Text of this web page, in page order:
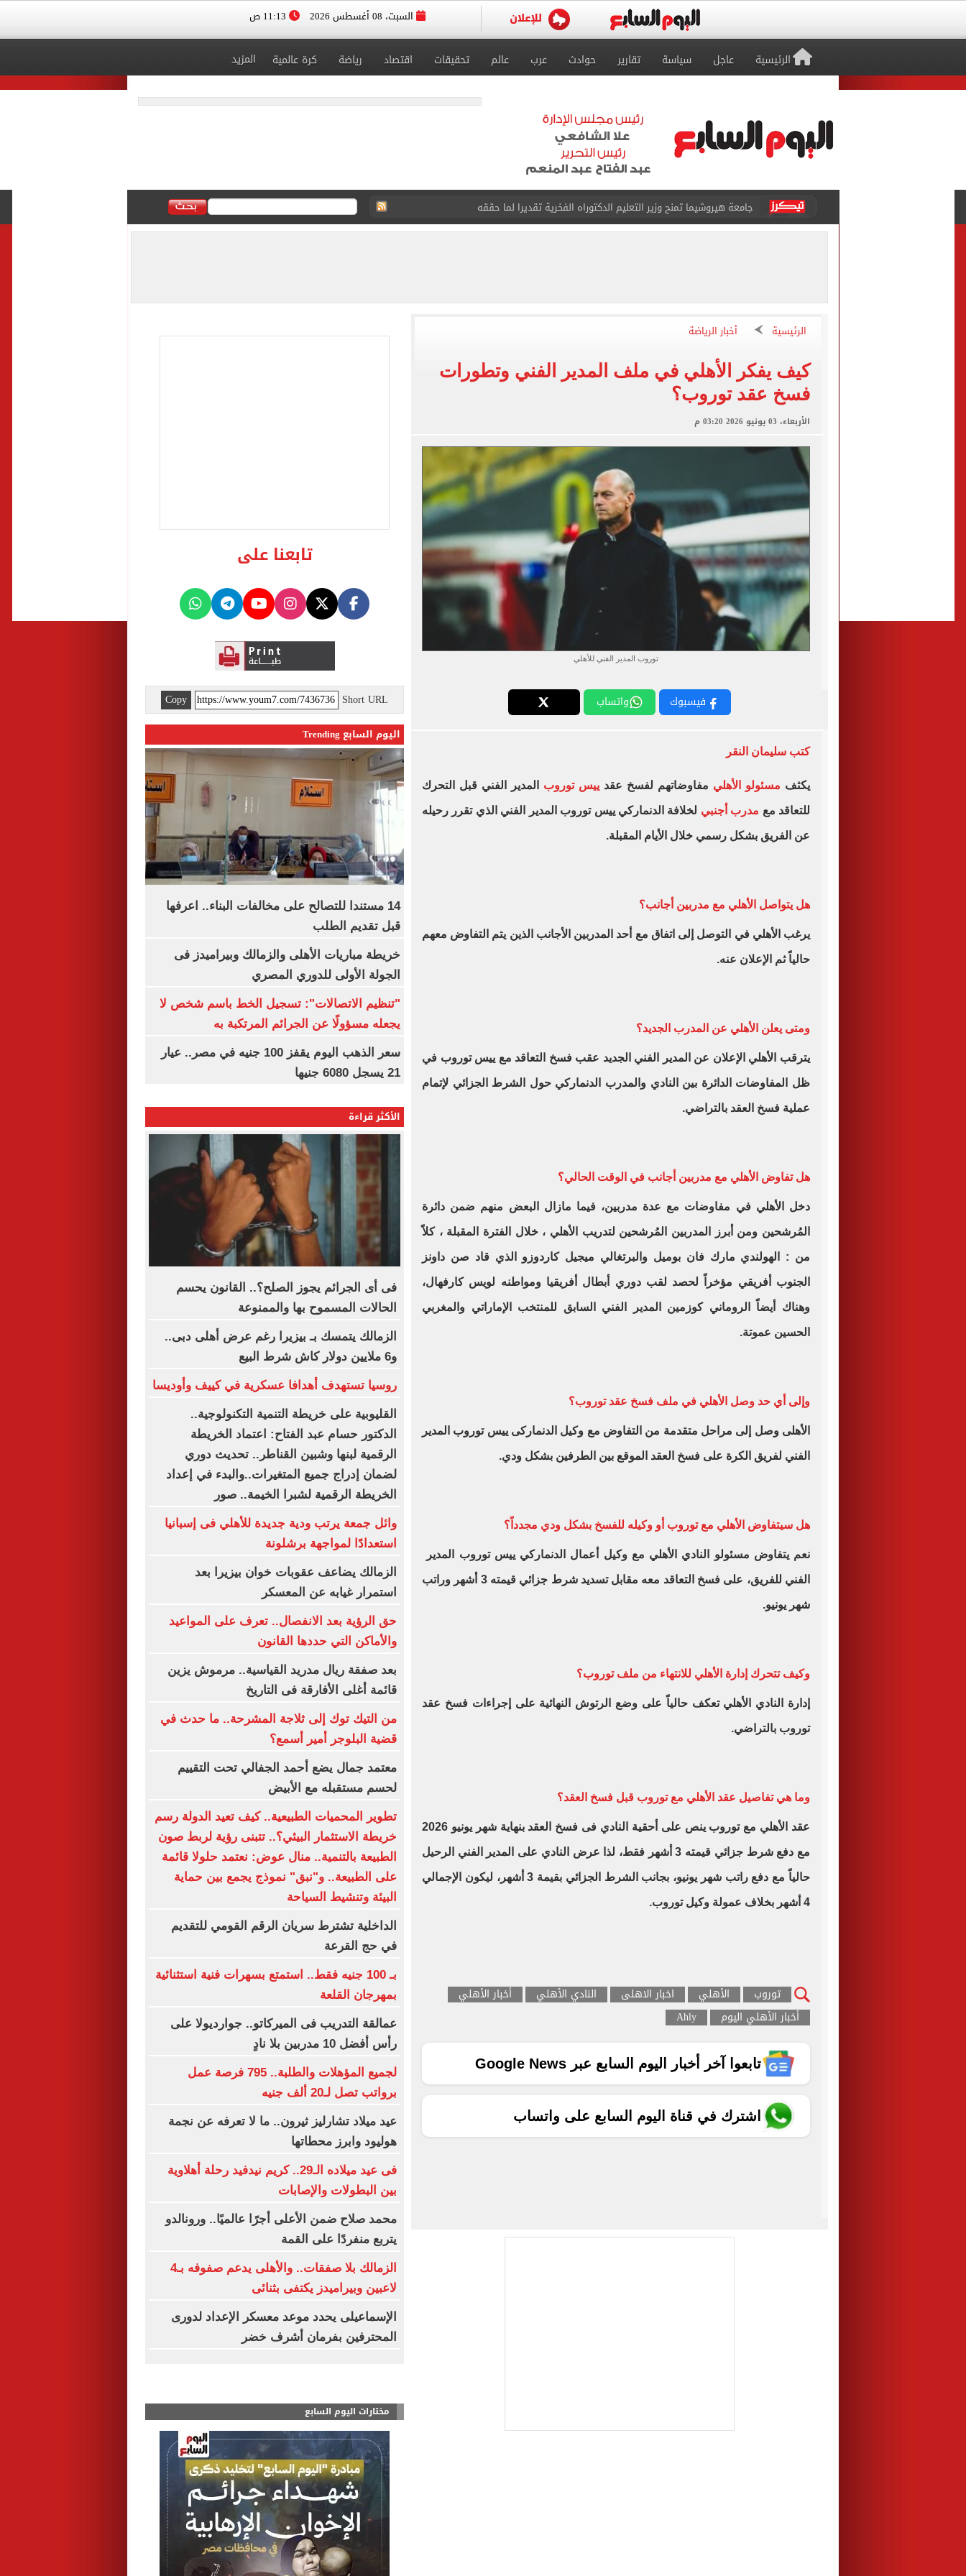
السبت، 08 أغسطس 2026
الرئيسية عاجل سياسة تقارير حوادث عرب عالم تحقيقات اقتصاد رياضة كرة عالمية المزيد
جامعة هيروشيما تمنح وزير التعليم الدكتوراه الفخرية تقديرا لما حققه
دراما إنسانية بـ توك توك.. ولادة مفاجئة لـ سيدة أمام وحدة صحية بالقليوبية
تيك توك علمني.. اعترافات صادمة لـ القاضي المزيف عن سبب انتحال صفة مستشار
مياه الشرب بالجيزة: عودة الخدمة لعدد من المناطق بالهرم ومدينة أوسيم
خارطة التطعيمات المطلوبة لحج القرعة بالموسم الجديد.. اعرف التفاصيل
دليل سداد رسوم حج القرعة.. المنافذ المعتمدة وآلية الدفع وآخر مواعيد التقديم
الرئيسية أخبار الرياضة
كيف يفكر الأهلي في ملف المدير الفني وتطورات
فسخ عقد توروب؟
الأربعاء، 03 يونيو 2026 03:20 م
توروب المدير الفني للأهلي
فيسبوك واتساب
كتب سليمان النقر
يكثف مسئولو الأهلي مفاوضاتهم لفسخ عقد ييس توروب المدير الفني قبل التحرك
للتعاقد مع مدرب أجنبي لخلافة الدنماركي ييس توروب المدير الفني الذي تقرر رحيله
عن الفريق بشكل رسمي خلال الأيام المقبلة.
هل يتواصل الأهلي مع مدربين أجانب؟
يرغب الأهلي في التوصل إلى اتفاق مع أحد المدربين الأجانب الذين يتم التفاوض معهم
حالياً ثم الإعلان عنه.
ومتى يعلن الأهلي عن المدرب الجديد؟
يترقب الأهلي الإعلان عن المدير الفني الجديد عقب فسخ التعاقد مع ييس توروب في
ظل المفاوضات الدائرة بين النادي والمدرب الدنماركي حول الشرط الجزائي لإتمام
عملية فسخ العقد بالتراضي.
هل تفاوض الأهلي مع مدربين أجانب في الوقت الحالي؟
دخل الأهلي في مفاوضات مع عدة مدربين، فيما مازال البعض منهم ضمن دائرة
المُرشحين ومن أبرز المدربين المُرشحين لتدريب الأهلي ، خلال الفترة المقبلة ، كلاً
من : الهولندي مارك فان بوميل والبرتغالي ميجيل كاردوزو الذي قاد صن داونز
الجنوب أفريقي مؤخراً لحصد لقب دوري أبطال أفريقيا ومواطنه لويس كارفهال،
وهناك أيضاً الروماني كوزمين المدير الفني السابق للمنتخب الإماراتي والمغربي
الحسين عموتة.
وإلى أي حد وصل الأهلي في ملف فسخ عقد توروب؟
الأهلى وصل إلى مراحل متقدمة من التفاوض مع وكيل الدنماركى ييس توروب المدير
الفني لفريق الكرة على فسخ العقد الموقع بين الطرفين بشكل ودي.
هل سيتفاوض الأهلي مع توروب أو وكيله للفسخ بشكل ودي مجدداً؟
نعم يتفاوض مسئولو النادي الأهلي مع وكيل أعمال الدنماركي ييس توروب المدير
الفني للفريق، على فسخ التعاقد معه مقابل تسديد شرط جزائي قيمته 3 أشهر وراتب
شهر يونيو.
وكيف تتحرك إدارة الأهلي للانتهاء من ملف توروب؟
إدارة النادي الأهلي تعكف حالياً على وضع الرتوش النهائية على إجراءات فسخ عقد
توروب بالتراضي.
وما هي تفاصيل عقد الأهلي مع توروب قبل فسخ العقد؟
عقد الأهلي مع توروب ينص على أحقية النادي فى فسخ العقد بنهاية شهر يونيو 2026
مع دفع شرط جزائي قيمته 3 أشهر فقط، لذا عرض النادي على المدير الفني الرحيل
حالياً مع دفع راتب شهر يونيو، بجانب الشرط الجزائي بقيمة 3 أشهر، ليكون الإجمالي
4 أشهر بخلاف عمولة وكيل توروب.
توروب الأهلي اخبار الاهلى النادي الأهلي
أخبار الأهلي
أخبار الأهلي اليوم
Ahly
تابعوا آخر أخبار اليوم السابع عبر Google News
اشترك في قناة اليوم السابع على واتساب
تابعنا على
Short URL
Copy
اليوم السابع Trending
14 مستندا للتصالح على مخالفات البناء.. اعرفها
قبل تقديم الطلب
خريطة مباريات الأهلى والزمالك وبيراميدز فى
الجولة الأولى للدوري المصري
"تنظيم الاتصالات": تسجيل الخط باسم شخص لا
يجعله مسؤولًا عن الجرائم المرتكبة به
سعر الذهب اليوم يقفز 100 جنيه في مصر.. عيار
21 يسجل 6080 جنيها
الأكثر قراءة
فى أى الجرائم يجوز الصلح؟.. القانون يحسم
الحالات المسموح بها والممنوعة
الزمالك يتمسك بـ بيزيرا رغم عرض أهلى دبى..
و6 ملايين دولار كاش شرط البيع
روسيا تستهدف أهدافا عسكرية في كييف وأوديسا
القليوبية على خريطة التنمية التكنولوجية..
الدكتور حسام عبد الفتاح: اعتماد الخريطة
الرقمية لبنها وشبين القناطر.. تحديث دوري
لضمان إدراج جميع المتغيرات..والبدء في إعداد
الخريطة الرقمية لشبرا الخيمة.. صور
وائل جمعة يرتب ودية جديدة للأهلي فى إسبانيا
استعدادًا لمواجهة برشلونة
الزمالك يضاعف عقوبات خوان بيزيرا بعد
استمرار غيابه عن المعسكر
حق الرؤية بعد الانفصال.. تعرف على المواعيد
والأماكن التي حددها القانون
بعد صفقة ريال مدريد القياسية.. مرموش يزين
قائمة أغلى الأفارقة فى التاريخ
من التيك توك إلى ثلاجة المشرحة.. ما حدث في
قضية البلوجر أمير أسمع؟
معتمد جمال يضع أحمد الجفالي تحت التقييم
لحسم مستقبله مع الأبيض
تطوير المحميات الطبيعية.. كيف تعيد الدولة رسم
خريطة الاستثمار البيئي؟.. تتبنى رؤية لربط صون
الطبيعة بالتنمية.. منال عوض: نعتمد حلولا قائمة
على الطبيعة.. و"نبق" نموذج يجمع بين حماية
البيئة وتنشيط السياحة
الداخلية تشترط سريان الرقم القومي للتقديم
في حج القرعة
بـ 100 جنيه فقط.. استمتع بسهرات فنية استثنائية
بمهرجان القلعة
عمالقة التدريب فى الميركاتو.. جوارديولا على
رأس أفضل 10 مدربين بلا نادٍ
لجميع المؤهلات والطلبة.. 795 فرصة عمل
برواتب تصل لـ20 ألف جنيه
عيد ميلاد تشارليز ثيرون.. ما لا تعرفه عن نجمة
هوليود وابرز محطاتها
فى عيد ميلاده الـ29.. كريم نيدفيد رحلة أهلاوية
بين البطولات والإصابات
محمد صلاح ضمن الأعلى أجرًا عالميًا.. ورونالدو
يتربع منفردًا على القمة
الزمالك بلا صفقات.. والأهلى يدعم صفوفه بـ4
لاعبين وبيراميدز يكتفى بثنائى
الإسماعيلى يحدد موعد معسكر الإعداد لدورى
المحترفين بفرمان أشرف خضر
مختارات اليوم السابع